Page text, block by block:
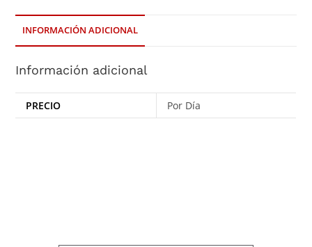
INFORMACIÓN ADICIONAL
Información adicional
PRECIO Por Día